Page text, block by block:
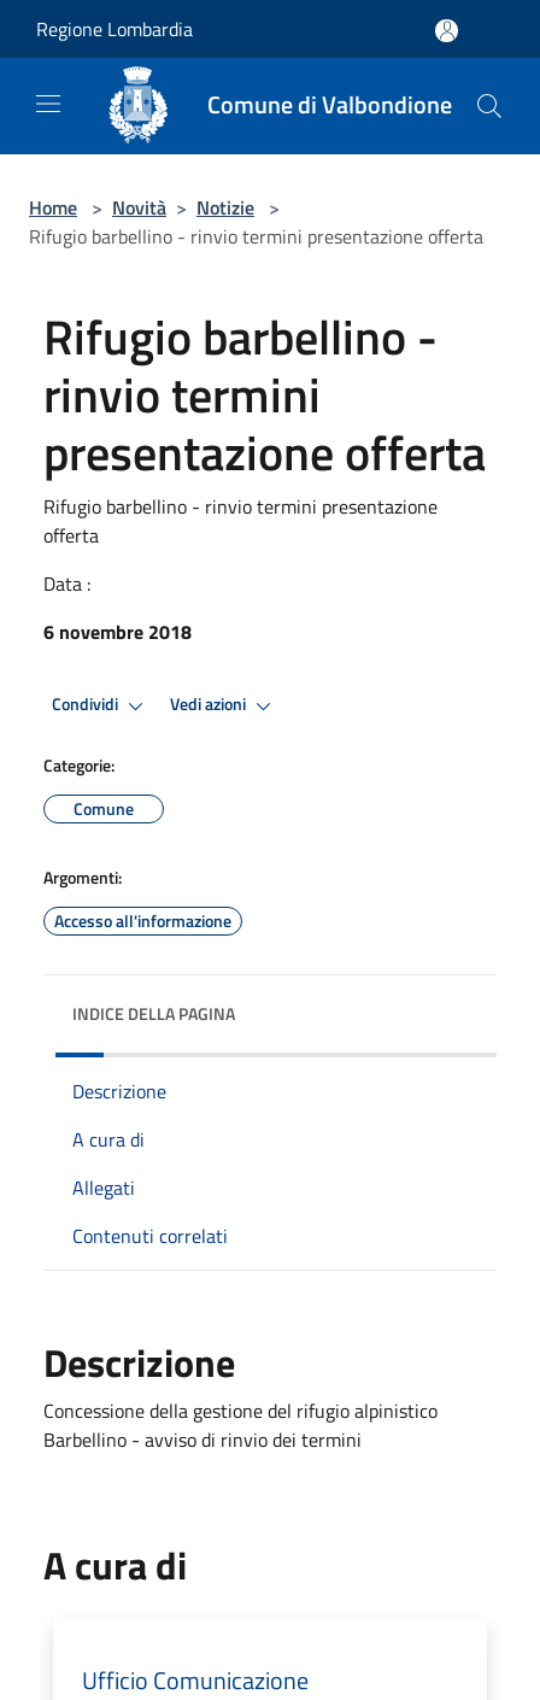
Regione Lombardia
Comune di Valbondione
Home > Novità > Notizie >
Rifugio barbellino - rinvio termini presentazione offerta
Rifugio barbellino -
rinvio termini
presentazione offerta
Rifugio barbellino - rinvio termini presentazione
offerta
Data :
6 novembre 2018
Condividi Vedi azioni
Categorie:
Comune
Argomenti:
Accesso all'informazione
INDICE DELLA PAGINA
Descrizione
A cura di
Allegati
Contenuti correlati
Descrizione
Concessione della gestione del rifugio alpinistico
Barbellino - avviso di rinvio dei termini
A cura di
Ufficio Comunicazione